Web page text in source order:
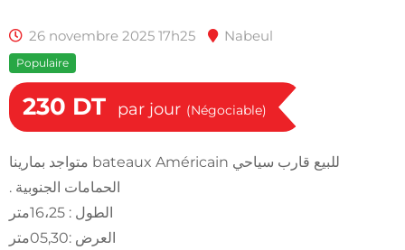
26 novembre 2025 17h25 Nabeul
Populaire
230 DT par jour (Négociable)
للبيع قارب سياحي bateaux Américain متواجد بمارينا
الحمامات الجنوبية .
الطول : 16،25متر
العرض :05,30متر